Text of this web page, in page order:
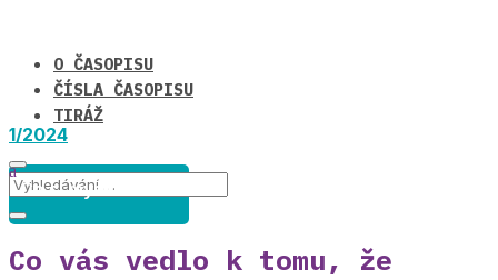
O ČASOPISU
ČÍSLA ČASOPISU
TIRÁŽ
1/2024
Co si myslíte o ... ?
Co vás vedlo k tomu, že